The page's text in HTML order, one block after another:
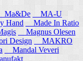
Ma&De
MA-U
Hand
Made In Ratio
Magnus Olesen
Design
MAKRO
Mandal Veveri